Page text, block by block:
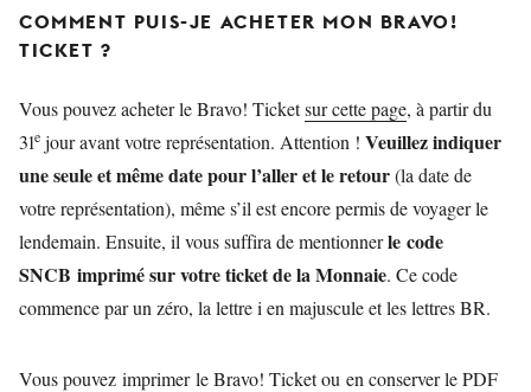
COMMENT PUIS-JE ACHETER MON BRAVO!
TICKET ?
Vous pouvez acheter le Bravo! Ticketsur cette page, à partir du
31e jour avant votre représentation. Attention ! Veuillez indiquer
une seule et même date pour l’aller et le retour(la date de
votre représentation), même s’il est encore permis de voyager le
lendemain. Ensuite, il vous suffira de mentionnerle code
SNCB imprimé sur votre ticket de la Monnaie. Ce code
commence par un zéro, la lettre i en majuscule et les lettres BR.
Vous pouvez imprimer le Bravo! Ticket ou en conserver le PDF